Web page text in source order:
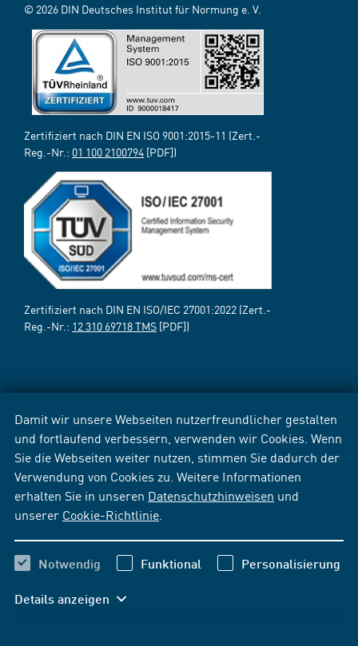
Damit wir unsere Webseiten nutzerfreundlicher gestalten
und fortlaufend verbessern, verwenden wir Cookies. Wenn
Sie die Webseiten weiter nutzen, stimmen Sie dadurch der
Verwendung von Cookies zu. Weitere Informationen
erhalten Sie in unseren Datenschutzhinweisen und
unserer Cookie-Richtlinie
Notwendig Funktional Personalisierung
Details anzeigen
© 2026 DIN Deutsches Institut für Normung e. V.
Zertifiziert nach DIN EN ISO 9001:2015-11 (Zert.-
Reg.-Nr.: 01 100 2100794 [PDF])
Zertifiziert nach DIN EN ISO/IEC 27001:2022 (Zert.-
Reg.-Nr.: 12 310 69718 TMS [PDF])